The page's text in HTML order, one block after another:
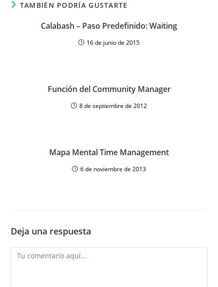
TAMBIÉN PODRÍA GUSTARTE
Calabash – Paso Predefinido: Waiting
16 de junio de 2015
Función del Community Manager
8 de septiembre de 2012
Mapa Mental Time Management
6 de noviembre de 2013
Deja una respuesta